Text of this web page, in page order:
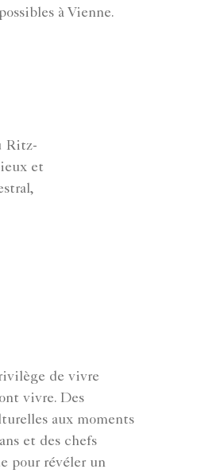
à Vienne.
Ritz-
et
de vivre
vivre. Des
aux moments
et des chefs
pour révéler un